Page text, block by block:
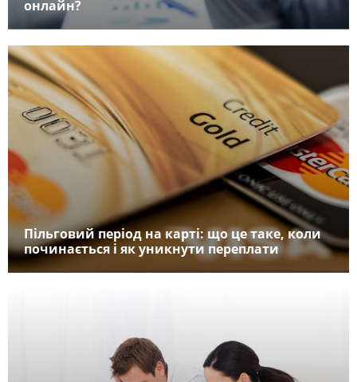
онлайн?
Пільговий період на карті: що це таке, коли
починається і як уникнути переплати